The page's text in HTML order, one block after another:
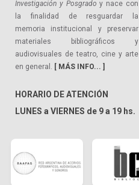
Investigación y Posgrado y nace con
la finalidad de resguardar la
memoria institucional y preservar
materiales bibliográficos y
audiovisuales de teatro, cine y arte
en general. [ MÁS INFO... ]
HORARIO DE ATENCIÓN
LUNES a VIERNES de 9 a 19 hs.